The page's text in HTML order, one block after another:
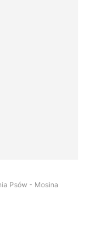
Psów - Mosina